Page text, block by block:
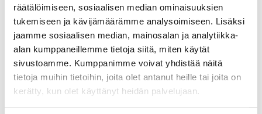
räätälöimiseen, sosiaalisen median ominaisuuksien
tukemiseen ja kävijämäärämme analysoimiseen. Lisäksi
jaamme sosiaalisen median, mainosalan ja analytiikka-
alan kumppaneillemme tietoja siitä, miten käytät
sivustoamme. Kumppanimme voivat yhdistää näitä
tietoja muihin tietoihin, joita olet antanut heille tai joita on
kerätty, kun olet käyttänyt heidän palvelujaan.
SHL-soveltuvuusarviointi
rekrytoinnissa: mitä mitataan ja miksi
Rekrytointi–10.08.2026